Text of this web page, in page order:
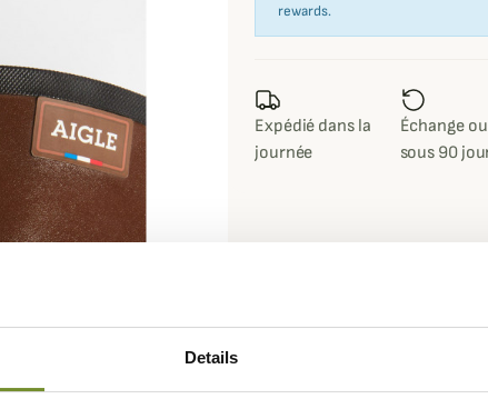
Details
rewards.
Expédié dans la
journée
Échange
sous 90